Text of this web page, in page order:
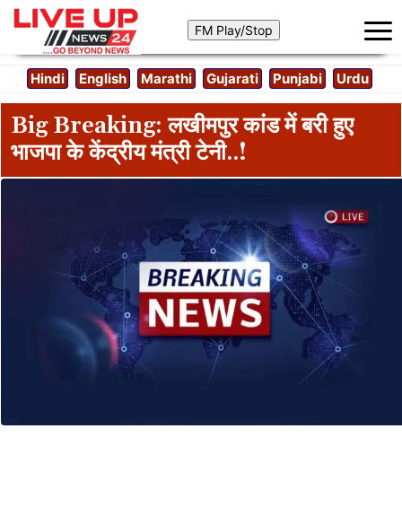
Hindi English Marathi Gujarati Punjabi Urdu
Big Breaking: लखीमपुर कांड में बरी हुए
भाजपा के केंद्रीय मंत्री टेनी..!